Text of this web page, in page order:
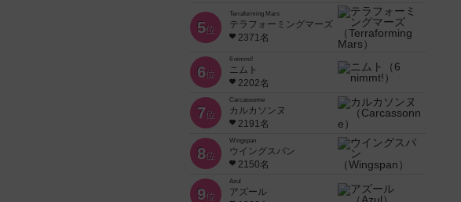
5位
Terraforming Mars
テラフォーミングマーズ
2371名
6位
6 nimmt!
ニムト
2202名
7位
Carcassonne
カルカソンヌ
2191名
8位
Wingspan
ウイングスパン
2150名
9位
Azul
アズール